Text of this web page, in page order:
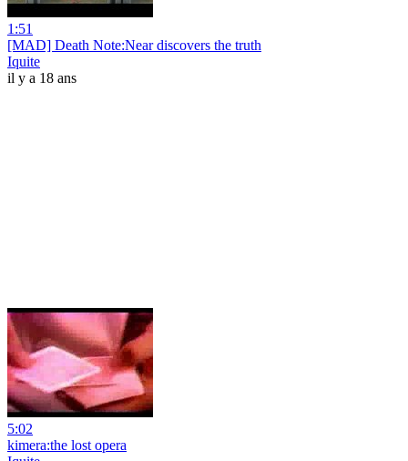
1:51
[MAD] Death Note:Near discovers the truth
Iquite
il y a 18 ans
5:02
kimera:the lost opera